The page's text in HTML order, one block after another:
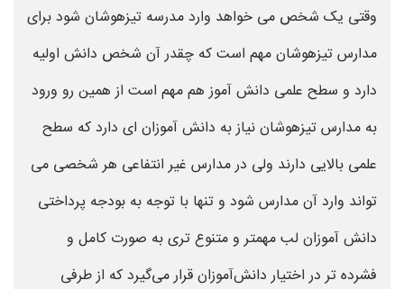
وقتی یک شخص می خواهد وارد مدرسه تیزهوشان شود برای
مدارس تیزهوشان مهم است که چقدر آن شخص دانش اولیه
دارد و سطح علمی دانش آموز هم مهم است از همین رو ورود
به مدارس تیزهوشان نیاز به دانش آموزان ای دارد که سطح
علمی بالایی دارند ولی در مدارس غیر انتفاعی هر شخصی می
تواند وارد آن مدارس شود و تنها با توجه به بودجه پرداختی
دانش آموزان لب مهمتر و متنوع تری به صورت کامل و
فشرده تر در اختیار دانش‌آموزان قرار می‌گیرد که از طرفی